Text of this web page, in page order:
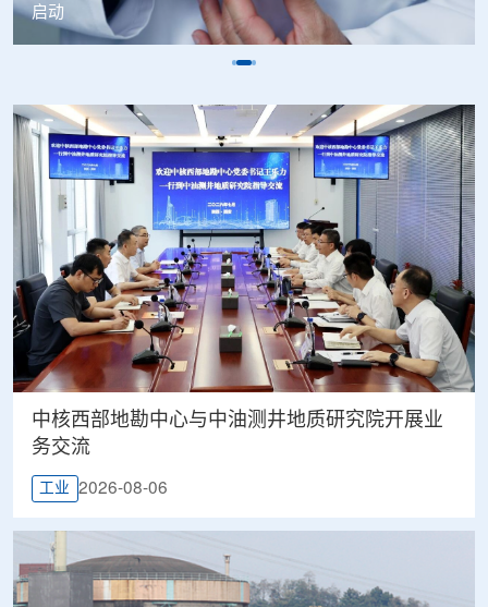
启动
中核西部地勘中心与中油测井地质研究院开展业
务交流
工业 2026-08-06